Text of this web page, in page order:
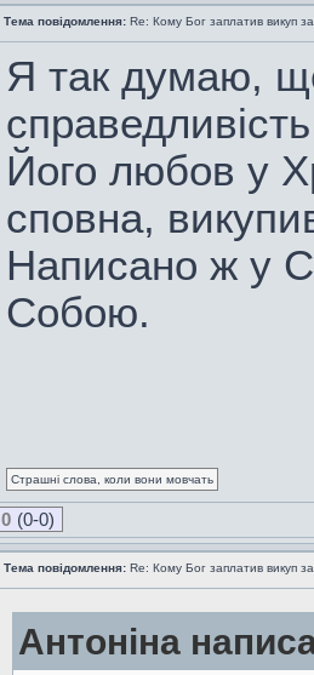
Тема повідомлення: Re: Кому Бог заплатив викуп
Я так думаю,
Його любов у
сповна,
Написано ж у
Собою.
Страшні слова, коли вони мовчать
0 (0-0)
Тема повідомлення: Re: Кому Бог заплатив викуп
Антоніна